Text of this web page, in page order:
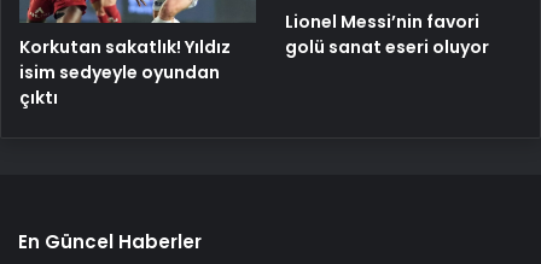
Korkutan sakatlık! Yıldız
isim sedyeyle oyundan
çıktı
Lionel Messi’nin favori
golü sanat eseri oluyor
En Güncel Haberler